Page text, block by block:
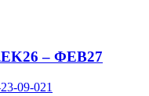
– ΦΕΒ27